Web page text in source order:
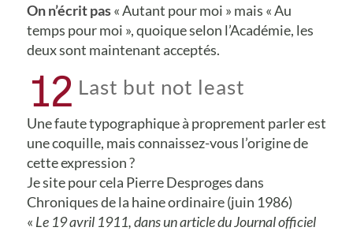
On n’écrit pas« Autant pour moi » mais « Au
temps pour moi », quoique selon l’Académie, les
deux sont maintenant acceptés.
12 Last but not least
Une faute typographique à proprement parler est
une coquille, mais connaissez-vous l’origine de
cette expression ?
Je site pour cela Pierre Desproges dans
Chroniques de la haine ordinaire (juin 1986)
« Le 19 avril 1911, dans un article du Journal officiel